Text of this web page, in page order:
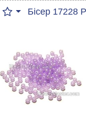
Бісер 17228